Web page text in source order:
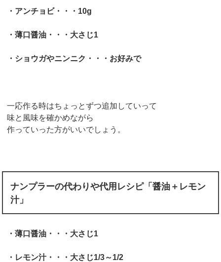
・アンチョビ・・・10g
・薄口醤油・・・大さじ1
・ショウガやニンニク・・・お好みで
一応作る時はちょっとずつ追加していって
味と風味を確かめながら
作っていった方がいいでしょう。
ナンプラーの代わりや代用レシピ「醤油＋レモン
汁」
・薄口醤油・・・大さじ1
・レモン汁・・・大さじ1/3～1/2